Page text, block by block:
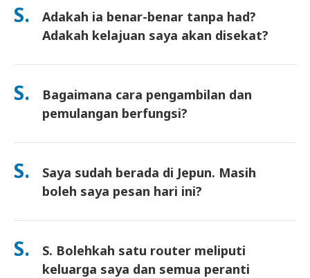
S.
Adakah ia benar-benar tanpa had?
Adakah kelajuan saya akan disekat?
Ya. Ia benar-benar tanpa had dan kami tidak mengenakan had
buatan. Anda boleh guna seberapa banyak data yang anda
mahu, sepanjang hari. (Seperti mana-mana rangkaian mudah
alih, kesesakan pembawa sementara boleh menjejaskan
S.
Bagaimana cara pengambilan dan
pemulangan berfungsi?
Ambil di lapangan terbang utama, atau pilih penghantaran ke
surat pemulangan prabayar disertakan—hanya masukkan ke
dalam mana-mana peti pos di Jepun. Tiada kertas kerja, tiada
barisan di kaunter.
S.
Saya sudah berada di Jepun. Masih
boleh saya pesan hari ini?
Ya. Pengambilan di lapangan terbang pada hari yang sama
pada hari berikutnya. Jika anda tidak pasti, hubungi kami dan
kami akan sahkan pilihan terpantas untuk kawasan anda.
S.
S. Bolehkah satu router meliputi
keluarga saya dan semua peranti